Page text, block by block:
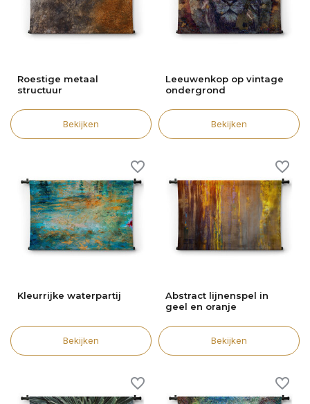
Roestige metaal
structuur
Bekijken
Leeuwenkop op vintage
ondergrond
Bekijken
Kleurrijke waterpartij
Bekijken
Abstract lijnenspel in
geel en oranje
Bekijken